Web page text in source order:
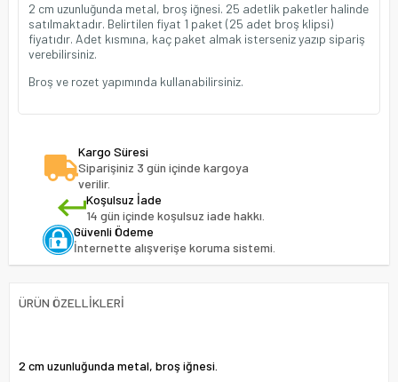
2 cm uzunluğunda metal, broş iğnesi. 25 adetlik paketler halinde
satılmaktadır. Belirtilen fiyat 1 paket (25 adet broş klipsi)
fiyatıdır. Adet kısmına, kaç paket almak isterseniz yazıp sipariş
verebilirsiniz.
Broş ve rozet yapımında kullanabilirsiniz.
Kargo Süresi
Siparişiniz 3 gün içinde kargoya
verilir.
Koşulsuz İade
14 gün içinde koşulsuz iade hakkı.
Güvenli Ödeme
İnternette alışverişe koruma sistemi.
ÜRÜN ÖZELLIKLERI
2 cm uzunluğunda metal, broş iğnesi.